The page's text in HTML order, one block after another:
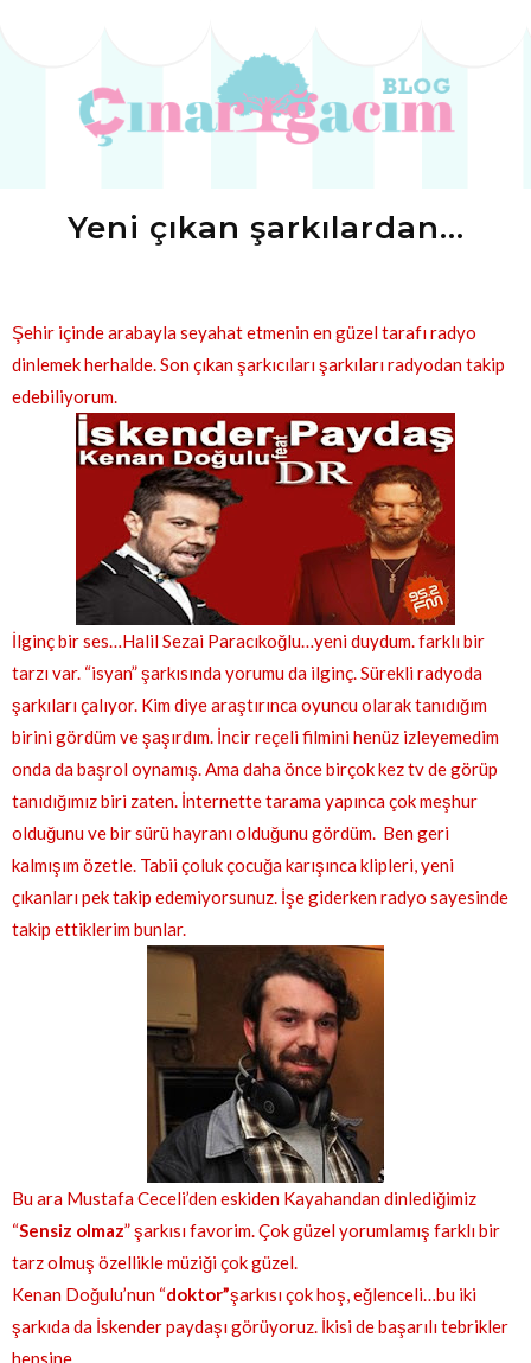
Yeni çıkan şarkılardan…
Şehir içinde arabayla seyahat etmenin en güzel tarafı radyo
dinlemek herhalde. Son çıkan şarkıcıları şarkıları radyodan takip
edebiliyorum.
İlginç bir ses…Halil Sezai Paracıkoğlu…yeni duydum. farklı bir
tarzı var. “isyan” şarkısında yorumu da ilginç. Sürekli radyoda
şarkıları çalıyor. Kim diye araştırınca oyuncu olarak tanıdığım
birini gördüm ve şaşırdım. İncir reçeli filmini henüz izleyemedim
onda da başrol oynamış. Ama daha önce birçok kez tv de görüp
tanıdığımız biri zaten. İnternette tarama yapınca çok meşhur
olduğunu ve bir sürü hayranı olduğunu gördüm. Ben geri
kalmışım özetle. Tabii çoluk çocuğa karışınca klipleri, yeni
çıkanları pek takip edemiyorsunuz. İşe giderken radyo sayesinde
takip ettiklerim bunlar.
Bu ara Mustafa Ceceli’den eskiden Kayahandan dinlediğimiz
“Sensiz olmaz” şarkısı favorim. Çok güzel yorumlamış farklı bir
tarz olmuş özellikle müziği çok güzel.
Kenan Doğulu’nun “doktor”şarkısı çok hoş, eğlenceli…bu iki
şarkıda da İskender paydaşı görüyoruz. İkisi de başarılı tebrikler
hepsine…